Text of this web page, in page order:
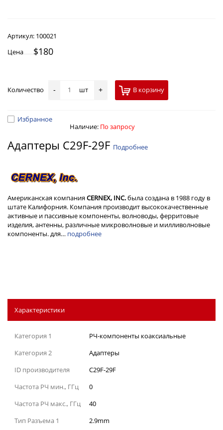
Артикул: 100021
Цена
$180
Количество - шт + В корзину
Избранное
Наличие: По запросу
Адаптеры C29F-29F Подробнее
Американская компанияCERNEX, INC.была создана в 1988 году в
штате Калифорния. Компания производит высококачественные
активные и пассивные компоненты, волноводы, ферритовые
изделия, антенны, различные микроволновые и милливолновые
компоненты. для… подробнее
Характеристики
Категория 1
РЧ-компоненты коаксиальные
Категория 2
Адаптеры
ID производителя
C29F-29F
Частота РЧ мин., ГГц
0
Частота РЧ макс., ГГц
40
Тип Разъема 1
2.9mm